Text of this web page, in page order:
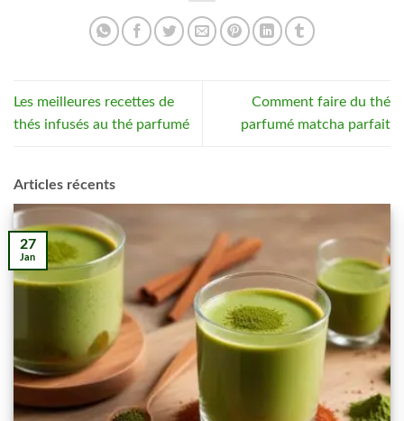
Les meilleures recettes de
thés infusés au thé parfumé
Comment faire du thé
parfumé matcha parfait
Articles récents
27
Jan